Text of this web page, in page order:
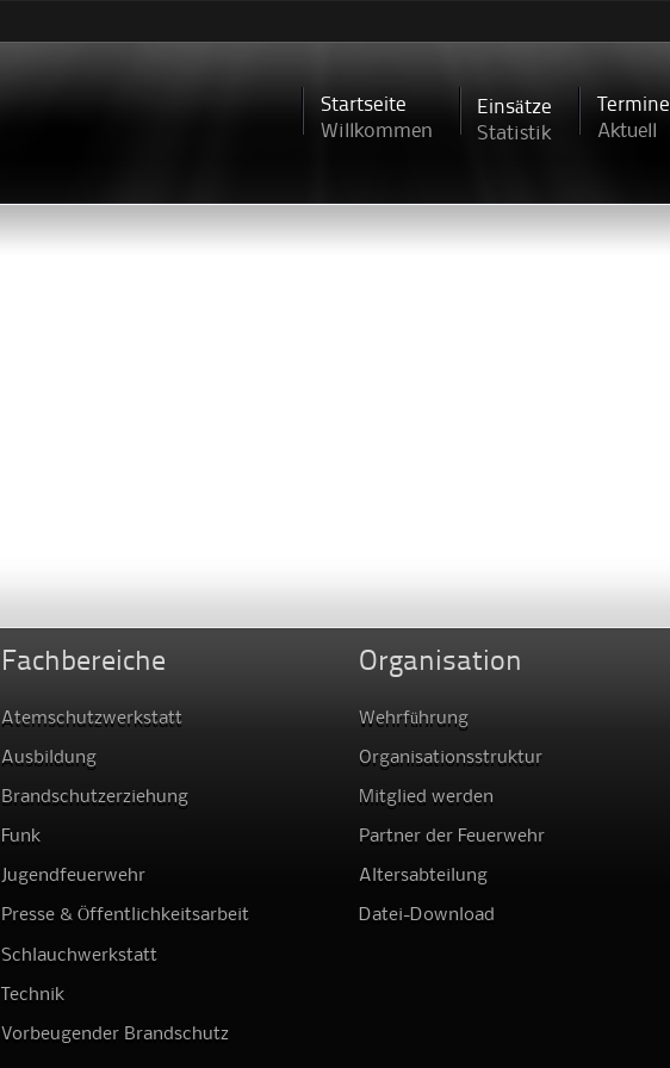
zum
Startseite
Willkommen
Einsätze
Statistik
Termine
Aktuell
Fachbereiche
Atemschutzwerkstatt
Ausbildung
Brandschutzerziehung
Funk
Jugendfeuerwehr
Presse & Öffentlichkeitsarbeit
Schlauchwerkstatt
Technik
Vorbeugender Brandschutz
Organisation
Wehrführung
Organisationsstruktur
Mitglied werden
Partner der Feuerwehr
Altersabteilung
Datei-Download